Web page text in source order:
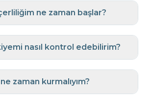
ne zaman başlar?
nasıl kontrol edebilirim?
zaman kurmalıyım?